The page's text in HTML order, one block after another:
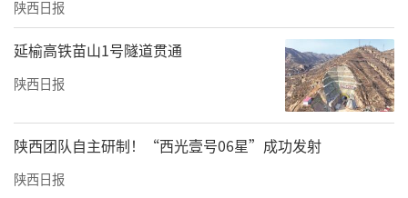
陕西日报
延榆高铁苗山1号隧道贯通
陕西日报
陕西团队自主研制！“西光壹号06星”成功发射
陕西日报